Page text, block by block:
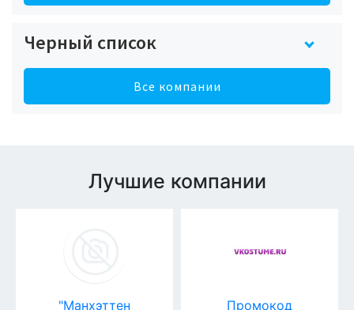
Черный список
Все компании
Лучшие компании
"Манхэттен Промокод